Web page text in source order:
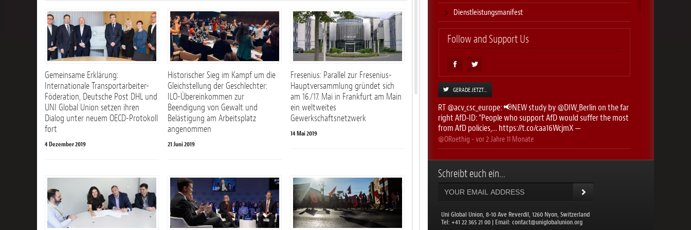
Gemeinsame Erklärung:
Internationale Transportarbeiter-
Föderation, Deutsche Post DHL und
UNI Global Union setzen ihren
Dialog unter neuem OECD-Protokoll
fort
4 Dezember 2019
Historischer Sieg im Kampf um die
Gleichstellung der Geschlechter:
ILO-Übereinkommen zur
Beendigung von Gewalt und
Belästigung am Arbeitsplatz
angenommen
21 Juni 2019
Fresenius: Parallel zur Fresenius-
Hauptversammlung gründet sich
am 16./17. Mai in Frankfurt am Main
ein weltweites
Gewerkschaftsnetzwerk
14 Mai 2019
Schreibt euch ein...
Uni Global Union, 8-10 Ave Reverdil, 1260 Nyon, Switzerland
​Tel: +41 22 365 21 00 | Email:contact@uniglobalunion.org
Dienstleistungsmanifest
Follow and Support Us
GERADE JETZT…
RT @acv_csc_europe: 📢NEW study by @DIW_Berlin on the far
right AfD-ID: "People who support AfD would suffer the most
from AfD policies,… https://t.co/caa16WcjmX—
@ORoethig - vor2 Jahre 11 Monate
RT@oegb_at: Rufe, Mindestlöhne gesetzlich zu regeln, gibt es
immer wieder. Was aufs Erste attraktiv klingt, steckt voller
Tücke…https://t.co/xGuVIfOV1p
@ORoethig- vor 2 Jahre 11 Monate
RT@_verdi: 🛍️ Tarifrunde Handel: In Bochum demonstrieren
heute mehr als 3000 Kolleg:innen aus 180 Betrieben für ihre